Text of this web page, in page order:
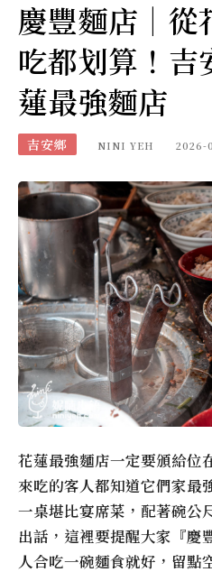
慶豐麵店｜從
吃都划算！吉
蓮最強麵店
吉安鄉 NINI YEH 2026-
花蓮最強麵店一定要頒給位
來吃的客人都知道它們家最
一桌堪比宴席菜，配著碗公
出話，這裡要提醒大家『慶
人合吃一碗麵食就好，留點